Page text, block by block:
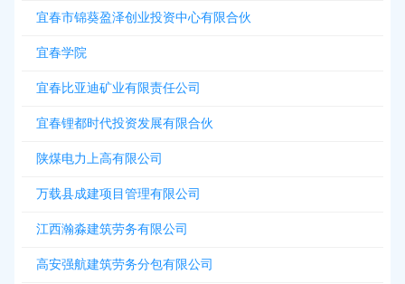
宜春市锦葵盈泽创业投资中心有限合伙
宜春学院
宜春比亚迪矿业有限责任公司
宜春锂都时代投资发展有限合伙
陕煤电力上高有限公司
万载县成建项目管理有限公司
江西瀚淼建筑劳务有限公司
高安强航建筑劳务分包有限公司